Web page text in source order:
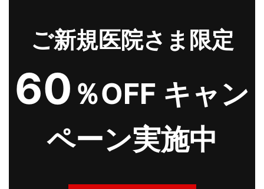
ご新規医院さま限定
60 ％OFF キャン
ペーン実施中